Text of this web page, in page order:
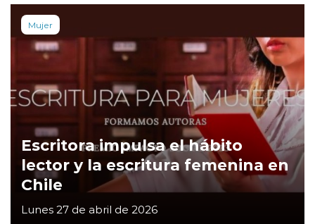
Mujer
Escritora impulsa el hábito
lector y la escritura femenina en
Chile
Lunes 27 de abril de 2026